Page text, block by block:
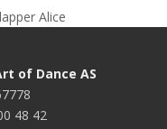
Alice
of Dance AS
48 42